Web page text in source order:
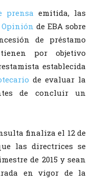
prensa emitida, las
Opinión de EBA sobre
de préstamo
por objetivo
establecida
de evaluar la
de concluir un
finaliza el 12 de
las directrices se
de 2015 y sean
en vigor de la